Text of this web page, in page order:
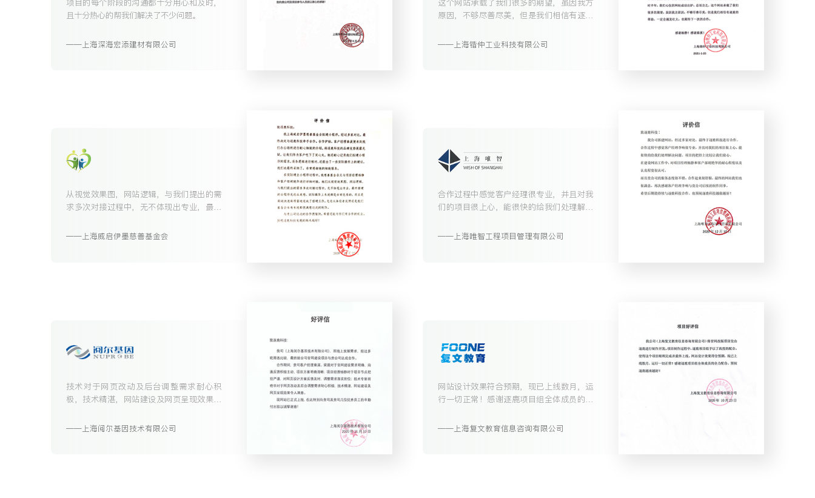
项目的每个阶段的沟通都十分用心和及时，
且十分热心的帮我们解决了不少问题。
上海深海宏添建材有限公司
这个网站承载了我们很多的期望，虽因我方
原因，不够尽善尽美，但是我们相信有逐鹿
合作。上海锴仲工业科技有限公司
从视觉效果图，网站逻辑，与我们提出的需
求多次对接过程中，无不体现出专业，最终
都是非常优秀的。
上海威启伊墨慈善基金会
合作过程中感觉客户经理很专业，并且对我
们的项目很上心，能很快的给我们处理解决
上海唯智工程项目管理有限公司
技术对于网页改动及后台调整需求耐心积
极，技术精湛，网站建设及网页呈现效果令
上海阅尔基因技术有限公司
网站设计效果符合预期，现已上线数月，运
行一切正常！感谢逐鹿项目组全体成员的全
上海复文教育信息咨询有限公司